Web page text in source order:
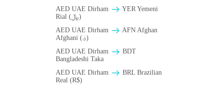
AED UAE Dirham
YER Yemeni
Rial (﷼)
AED UAE Dirham
AFN Afghan
Afghani (؋)
AED UAE Dirham
BDT
Bangladeshi Taka
AED UAE Dirham
BRL Brazilian
Real (R$)